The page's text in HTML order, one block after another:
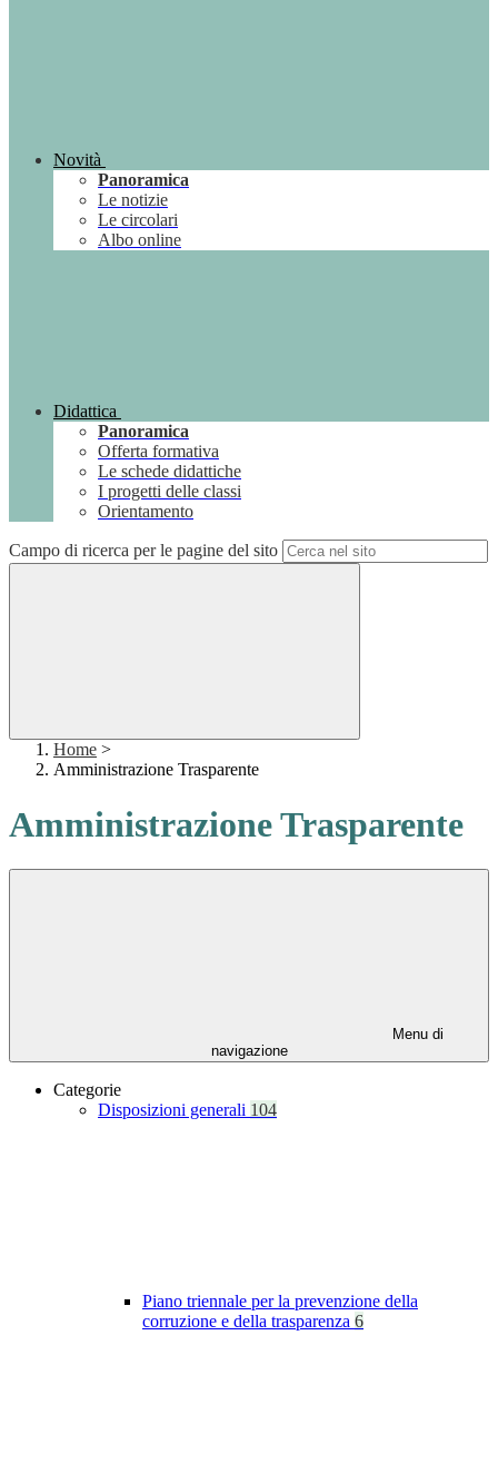
Novità
Panoramica
Le notizie
Le circolari
Albo online
Didattica
Panoramica
Offerta formativa
Le schede didattiche
I progetti delle classi
Orientamento
Campo di ricerca per le pagine del sito
Home >
Amministrazione Trasparente
Amministrazione Trasparente
Menu di
navigazione
Categorie
Disposizioni generali 104
Piano triennale per la prevenzione della
corruzione e della trasparenza 6